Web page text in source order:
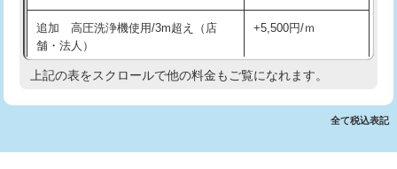
排水管工事（追加 排水管工事/3ｍ超
え）
マス交換（土の掘削・埋め戻し作業） 11,000円~
追加 高圧洗浄機使用/3m超え（店
舗・法人）
+5,500円/ｍ
高度高圧洗浄換 現地調査
トーラー機使用/3mまで 33,000円
上記の表をスクロールで他の料金もご覧になれます。
全て税込表記